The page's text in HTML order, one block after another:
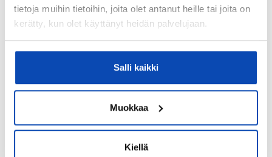
tietoja muihin tietoihin, joita olet antanut heille tai joita on
kerätty, kun olet käyttänyt heidän palvelujaan.
Salli kaikki
Muokkaa
Kiellä
Asunnossa sauna:
Ei
Lattiamateriaalit:
Seinämateriaalit: